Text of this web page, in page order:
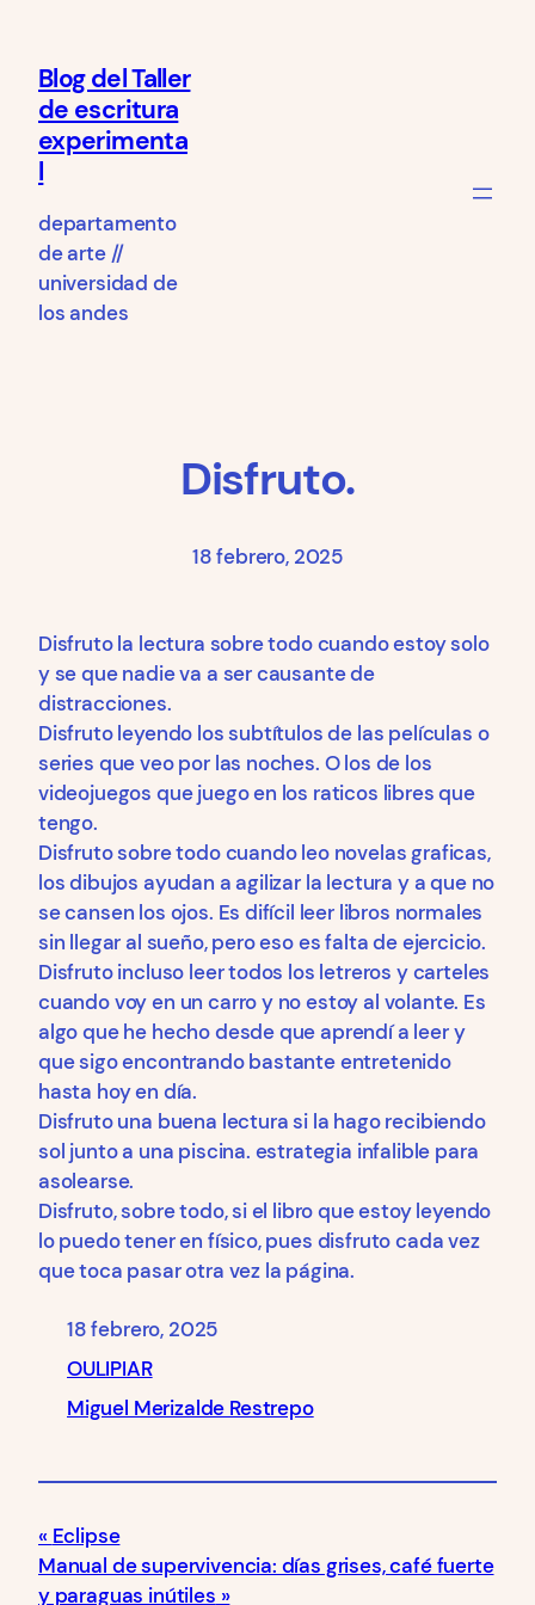
contenido
Blog del Taller
de escritura
experimenta
l
departamento
de arte //
universidad de
los andes
Disfruto.
18 febrero, 2025
Disfruto la lectura sobre todo cuando estoy solo
y se que nadie va a ser causante de
distracciones.
Disfruto leyendo los subtítulos de las películas o
series que veo por las noches. O los de los
videojuegos que juego en los raticos libres que
tengo.
Disfruto sobre todo cuando leo novelas graficas,
los dibujos ayudan a agilizar la lectura y a que no
se cansen los ojos. Es difícil leer libros normales
sin llegar al sueño, pero eso es falta de ejercicio.
Disfruto incluso leer todos los letreros y carteles
cuando voy en un carro y no estoy al volante. Es
algo que he hecho desde que aprendí a leer y
que sigo encontrando bastante entretenido
hasta hoy en día.
Disfruto una buena lectura si la hago recibiendo
sol junto a una piscina. estrategia infalible para
asolearse.
Disfruto, sobre todo, si el libro que estoy leyendo
lo puedo tener en físico, pues disfruto cada vez
que toca pasar otra vez la página.
18 febrero, 2025
OULIPIAR
Miguel Merizalde Restrepo
Eclipse
Manual de supervivencia: días grises, café fuerte
y paraguas inútiles